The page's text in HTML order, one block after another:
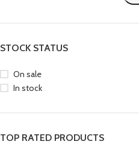
STOCK STATUS
On sale
In stock
TOP RATED PRODUCTS